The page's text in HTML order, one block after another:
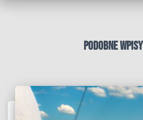
Podobne wpisy